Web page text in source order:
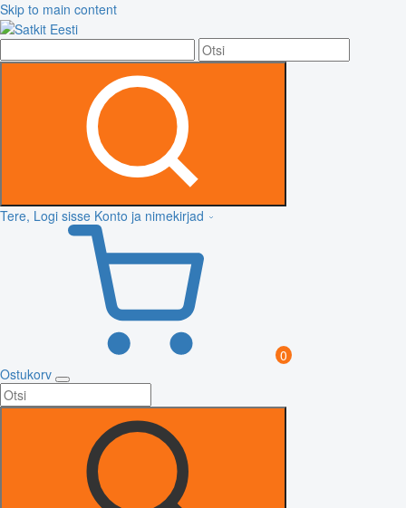
Skip to main content
Tere, Logi sisse Konto ja nimekirjad
0
Ostukorv